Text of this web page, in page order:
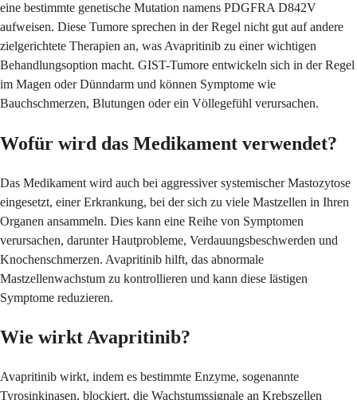
eine bestimmte genetische Mutation namens PDGFRA D842V
aufweisen. Diese Tumore sprechen in der Regel nicht gut auf andere
zielgerichtete Therapien an, was Avapritinib zu einer wichtigen
Behandlungsoption macht. GIST-Tumore entwickeln sich in der Regel
im Magen oder Dünndarm und können Symptome wie
Bauchschmerzen, Blutungen oder ein Völlegefühl verursachen.
Wofür wird das Medikament verwendet?
Das Medikament wird auch bei aggressiver systemischer Mastozytose
eingesetzt, einer Erkrankung, bei der sich zu viele Mastzellen in Ihren
Organen ansammeln. Dies kann eine Reihe von Symptomen
verursachen, darunter Hautprobleme, Verdauungsbeschwerden und
Knochenschmerzen. Avapritinib hilft, das abnormale
Mastzellenwachstum zu kontrollieren und kann diese lästigen
Symptome reduzieren.
Wie wirkt Avapritinib?
Avapritinib wirkt, indem es bestimmte Enzyme, sogenannte
Tyrosinkinasen, blockiert, die Wachstumssignale an Krebszellen